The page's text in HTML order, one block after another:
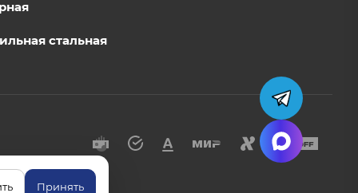
стальная
Принять